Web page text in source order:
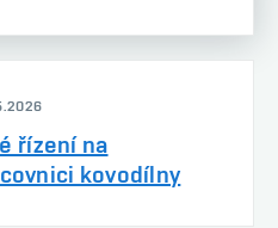
řízení na
kovodílny